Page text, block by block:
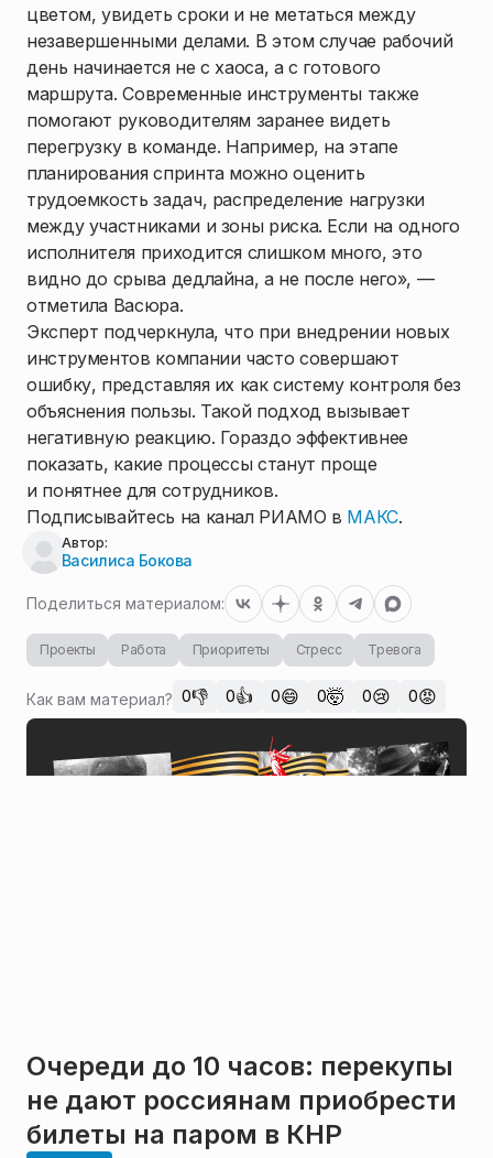
цветом, увидеть сроки и не метаться между
незавершенными делами. В этом случае рабочий
день начинается не с хаоса, а с готового
маршрута. Современные инструменты также
помогают руководителям заранее видеть
перегрузку в команде. Например, на этапе
планирования спринта можно оценить
трудоемкость задач, распределение нагрузки
между участниками и зоны риска. Если на одного
исполнителя приходится слишком много, это
видно до срыва дедлайна, а не после него», —
отметила Васюра.
Эксперт подчеркнула, что при внедрении новых
инструментов компании часто совершают
ошибку, представляя их как систему контроля без
объяснения пользы. Такой подход вызывает
негативную реакцию. Гораздо эффективнее
показать, какие процессы станут проще
и понятнее для сотрудников.
Подписывайтесь на канал РИАМО в МАКС.
Автор:
Василиса Бокова
Поделиться материалом:
Проекты Работа Приоритеты Стресс Тревога
Как вам материал? 0👎 0👍 0😄 0🤯 0😢 0😡
Очереди до 10 часов: перекупы
не дают россиянам приобрести
билеты на паром в КНР